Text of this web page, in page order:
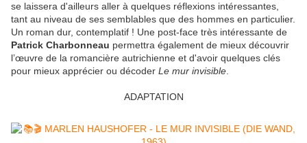
se laissera d'ailleurs aller à quelques réflexions intéressantes,
tant au niveau de ses semblables que des hommes en particulier.
Un roman dur, contemplatif ! Une post-face très intéressante de
Patrick Charbonneau permettra également de mieux découvrir
l’œuvre de la romancière autrichienne et d'avoir quelques clés
pour mieux apprécier ou décoder Le mur invisible
ADAPTATION